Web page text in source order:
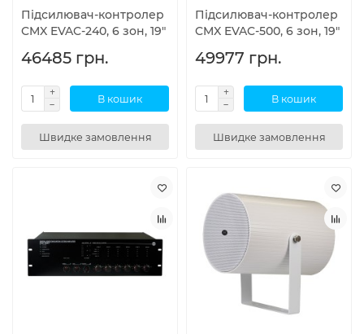
Підсилювач-контролер
CMX EVAC-240, 6 зон, 19"
46485 грн.
В кошик
Швидке замовлення
Підсилювач-контролер
CMX EVAC-500, 6 зон, 19"
49977 грн.
В кошик
Швидке замовлення